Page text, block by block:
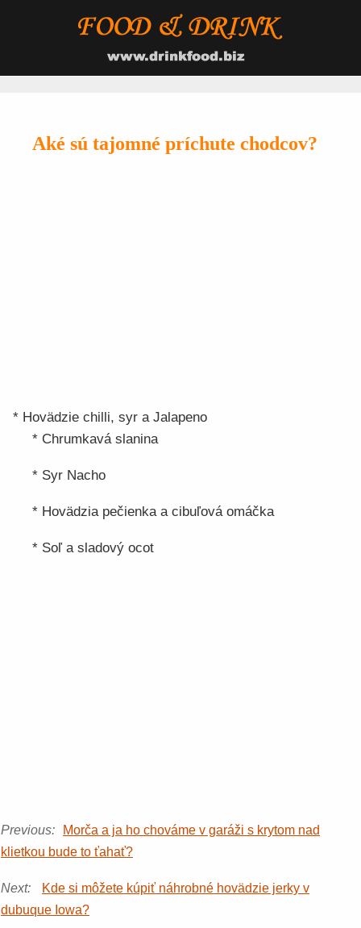
Aké sú tajomné príchute chodcov?
* Hovädzie chilli, syr a Jalapeno
* Chrumkavá slanina
* Syr Nacho
* Hovädzia pečienka a cibuľová omáčka
* Soľ a sladový ocot
Previous:
Morča a ja ho chováme v garáži s krytom nad
klietkou bude to ťahať?
Next:
Kde si môžete kúpiť náhrobné hovädzie jerky v
dubuque Iowa?